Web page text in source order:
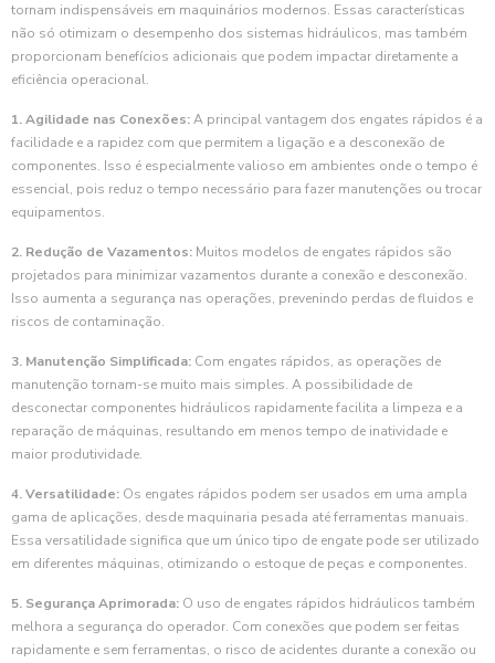
tornam indispensáveis em maquinários modernos. Essas características
não só otimizam o desempenho dos sistemas hidráulicos, mas também
proporcionam benefícios adicionais que podem impactar diretamente a
eficiência operacional.
1. Agilidade nas Conexões:A principal vantagem dos engates rápidos é a
facilidade e a rapidez com que permitem a ligação e a desconexão de
componentes. Isso é especialmente valioso em ambientes onde o tempo é
essencial, pois reduz o tempo necessário para fazer manutenções ou trocar
equipamentos.
2. Redução de Vazamentos: Muitos modelos de engates rápidos são
projetados para minimizar vazamentos durante a conexão e desconexão.
Isso aumenta a segurança nas operações, prevenindo perdas de fluidos e
riscos de contaminação.
3. Manutenção Simplificada: Com engates rápidos, as operações de
manutenção tornam-se muito mais simples. A possibilidade de
desconectar componentes hidráulicos rapidamente facilita a limpeza e a
reparação de máquinas, resultando em menos tempo de inatividade e
maior produtividade.
4. Versatilidade: Os engates rápidos podem ser usados em uma ampla
gama de aplicações, desde maquinaria pesada até ferramentas manuais.
Essa versatilidade significa que um único tipo de engate pode ser utilizado
em diferentes máquinas, otimizando o estoque de peças e componentes.
5. Segurança Aprimorada: O uso de engates rápidos hidráulicos também
melhora a segurança do operador. Com conexões que podem ser feitas
rapidamente e sem ferramentas, o risco de acidentes durante a conexão ou